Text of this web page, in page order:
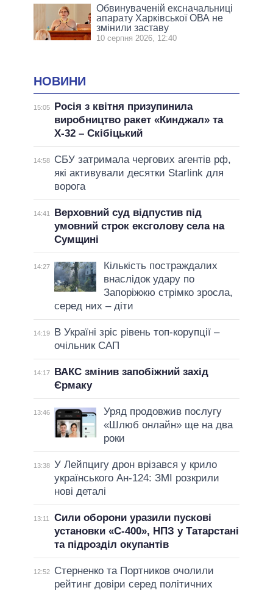
Обвинуваченій ексначальниці
апарату Харківської ОВА не
змінили заставу
10 серпня 2026, 12:40
НОВИНИ
15:05
Росія з квітня призупинила
виробництво ракет «Кинджал» та
Х-32 – Скібіцький
14:58
СБУ затримала чергових агентів рф,
які активували десятки Starlink для
ворога
14:41
Верховний суд відпустив під
умовний строк ексголову села на
Сумщині
14:27
Кількість постраждалих
внаслідок удару по
Запоріжжю стрімко зросла,
серед них – діти
14:19
В Україні зріс рівень топ-корупції –
очільник САП
14:17
ВАКС змінив запобіжний захід
Єрмаку
13:46
Уряд продовжив послугу
«Шлюб онлайн» ще на два
роки
13:38 У Лейпцигу дрон врізався у крило
українського Ан-124: ЗМІ розкрили
нові деталі
13:11
Сили оборони уразили пускові
установки «С-400», НПЗ у Татарстані
та підрозділ окупантів
12:52
Стерненко та Портников очолили
рейтинг довіри серед політичних